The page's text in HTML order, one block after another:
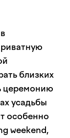
близких
церемонию
усадьбы
особенно
weekend,